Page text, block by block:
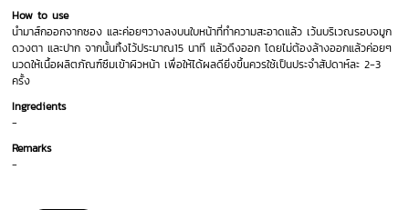
How to use
นำมาส์กออกจากซอง และค่อยๆวางลงบนใบหน้าที่ทำความสะอาดแล้ว เว้นบริเวณรอบจมูก
ดวงตา และปาก จากนั้นทิ้งไว้ประมาณ15 นาที แล้วดึงออก โดยไม่ต้องล้างออกแล้วค่อยๆ
นวดให้เนื้อผลิตภัณฑ์ซึมเข้าผิวหน้า เพื่อให้ได้ผลดียิ่งขึ้นควรใช้เป็นประจำสัปดาห์ละ 2-3
ครั้ง
Ingredients
-
Remarks
-